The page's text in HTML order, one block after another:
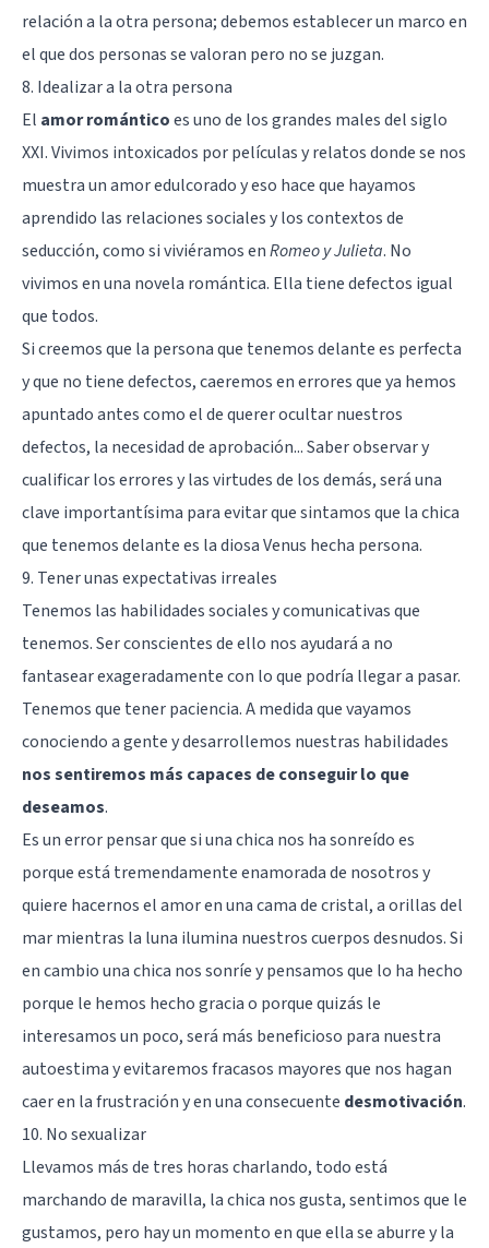
relación a la otra persona; debemos establecer un marco en
el que dos personas se valoran pero no se juzgan.
8. Idealizar a la otra persona
El amor románticoes uno de los grandes males del siglo
XXI. Vivimos intoxicados por películas y relatos donde se nos
muestra un amor edulcorado y eso hace que hayamos
aprendido las relaciones sociales y loscontextos de
seducción, como si viviéramos enRomeo y Julieta. No
vivimos en una novela romántica. Ella tiene defectos igual
que todos.
Si creemos que la persona que tenemos delante es perfecta
y que no tiene defectos, caeremos en errores que ya hemos
apuntado antes como el de querer ocultar nuestros
defectos, la necesidad de aprobación... Saber observar y
cualificar los errores y las virtudes de los demás, será una
clave importantísima para evitar que sintamos que la chica
que tenemos delante es la diosa Venus hecha persona.
9. Tener unas expectativas irreales
Tenemos las habilidades sociales y comunicativas que
tenemos. Ser conscientes de ello nos ayudará a no
fantasear exageradamente con lo que podría llegar a pasar.
Tenemos que tener paciencia. A medida que vayamos
conociendo a gente y desarrollemos nuestras habilidades
nos sentiremos más capaces de conseguir lo que
deseamos.
Es un error pensar que si una chica nos ha sonreído es
porque está tremendamente enamorada de nosotros y
quiere hacernos el amor en una cama de cristal, a orillas del
mar mientras la luna ilumina nuestros cuerpos desnudos. Si
en cambio una chica nos sonríe y pensamos que lo ha hecho
porque le hemos hecho gracia o porque quizás le
interesamos un poco, será más beneficioso para nuestra
autoestima y evitaremos fracasos mayores que nos hagan
caer en la frustración y en una consecuente desmotivación.
10. No sexualizar
Llevamos más de tres horas charlando, todo está
marchando de maravilla, la chica nos gusta, sentimos que le
gustamos, pero hay un momento en que ella se aburre y la